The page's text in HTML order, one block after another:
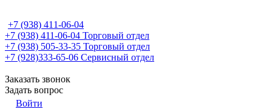
+7 (938) 411-06-04
+7 (938) 411-06-04 Торговый отдел
+7 (938) 505-33-35 Торговый отдел
+7 (928)333-65-06 Сервисный отдел
Заказать звонок
Задать вопрос
Войти